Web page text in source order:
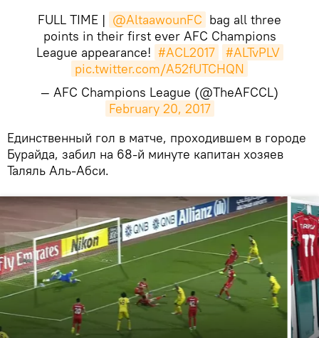
FULL TIME | @AltaawounFC bag all three
points in their first ever AFC Champions
League appearance! #ACL2017
#ALTvPLV
pic.twitter.com/A52fUTCHQN
— AFC Champions League (@TheAFCCL)
February 20, 2017
Единственный гол в матче, проходившем в городе
Бурайда, забил на 68-й минуте капитан хозяев
Таляль Аль-Абси.